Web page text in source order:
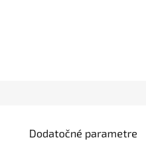
Dodatočné parametre